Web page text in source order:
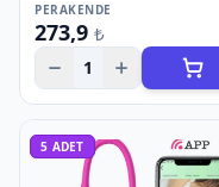
PERAKENDE
273,9 ₺
1
5 ADET